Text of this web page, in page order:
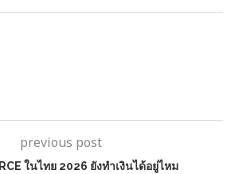
previous post
ในไทย 2026 ยังทำเงินได้อยู่ไหม